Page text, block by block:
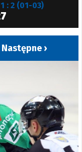
: 2 (01-03)
Następne ›